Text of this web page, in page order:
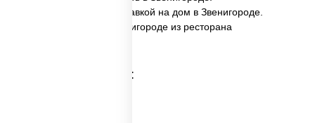
✅ Ассорти Катана с доставкой на дом в Звенигороде.
✅ Ассорти Катана в Звенигороде из ресторана
Категории товара: